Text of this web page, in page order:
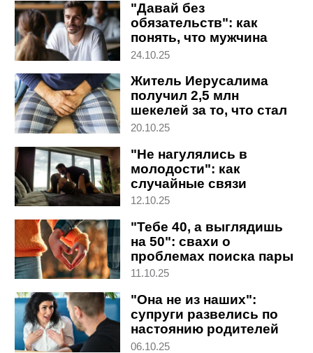
"Давай без
обязательств": как
понять, что мужчина
просто морочит вам
24.10.25
Житель Иерусалима
получил 2,5 млн
шекелей за то, что стал
импотентом
20.10.25
"Не нагулялись в
молодости": как
случайные связи
влияют на серьезные
12.10.25
"Тебе 40, а выглядишь
на 50": свахи о
проблемах поиска пары
в Израиле
11.10.25
"Она не из наших":
супруги развелись по
настоянию родителей
мужа
06.10.25